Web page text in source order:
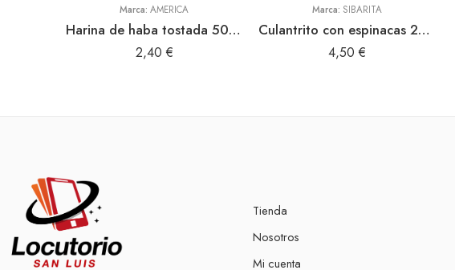
Marca: AMERICA
Harina de haba tostada 500gr (America)
2,40 €
Marca: SIBARITA
Culantrito con espinacas 250gr Doy Pack (Sibarita)
4,50 €
Tienda
Nosotros
Mi cuenta